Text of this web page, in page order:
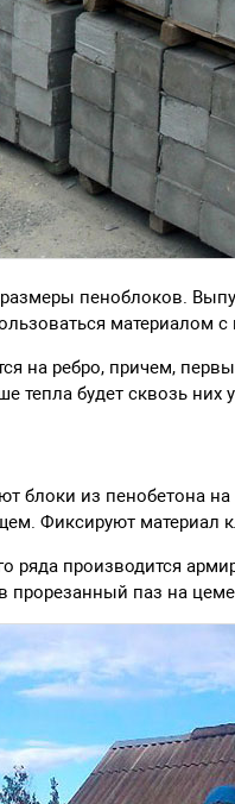
пеноблоков.
материалом
на ребро, причем,
будет сквозь них
блоки из пенобетона
Фиксируют
ряда производится
прорезанный паз на